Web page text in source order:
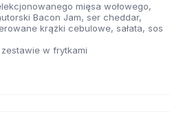
mięsa wołowego,
Bacon Jam, ser cheddar,
krążki cebulowe, sałata, sos
w frytkami